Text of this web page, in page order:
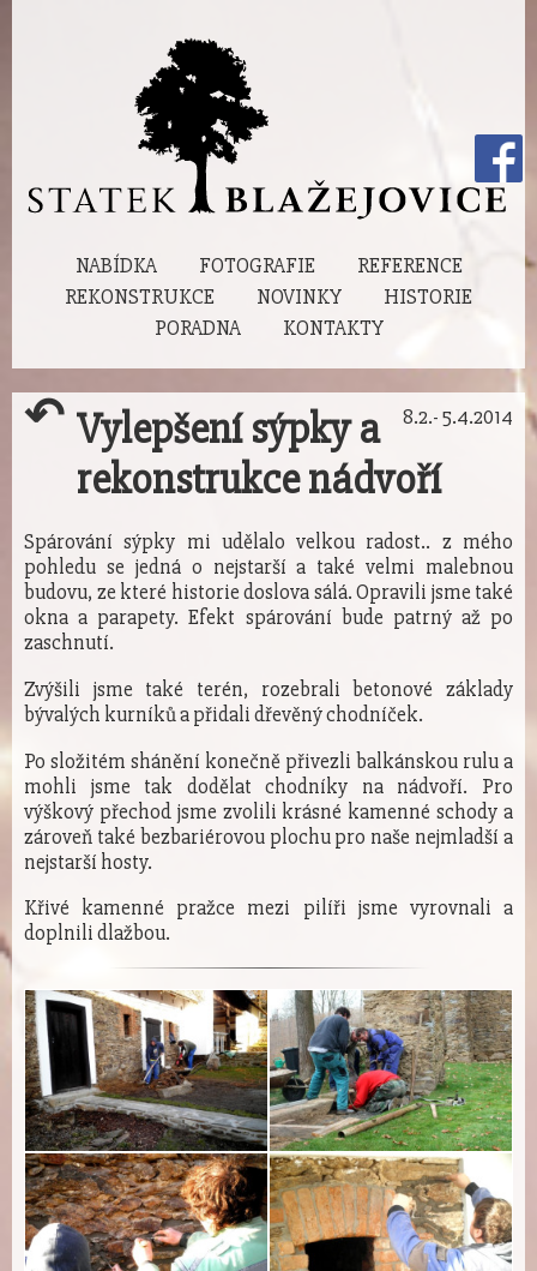
NABÍDKA FOTOGRAFIE
REFERENCE
REKONSTRUKCE
NOVINKY
HISTORIE
PORADNA
KONTAKTY
↶ 8.2.- 5.4.2014
Vylepšení sýpky a
rekonstrukce nádvoří
Spárování sýpky mi udělalo velkou radost.. z mého
pohledu se jedná o nejstarší a také velmi malebnou
budovu, ze které historie doslova sálá. Opravili jsme také
okna a parapety. Efekt spárování bude patrný až po
zaschnutí.
Zvýšili jsme také terén, rozebrali betonové základy
bývalých kurníků a přidali dřevěný chodníček.
Po složitém shánění konečně přivezli balkánskou rulu a
mohli jsme tak dodělat chodníky na nádvoří. Pro
výškový přechod jsme zvolili krásné kamenné schody a
zároveň také bezbariérovou plochu pro naše nejmladší a
nejstarší hosty.
Křivé kamenné pražce mezi pilíři jsme vyrovnali a
doplnili dlažbou.